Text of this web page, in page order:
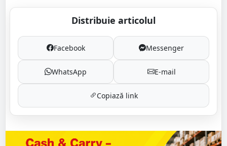
Distribuie articolul
Facebook Messenger
WhatsApp E-mail
Copiază link